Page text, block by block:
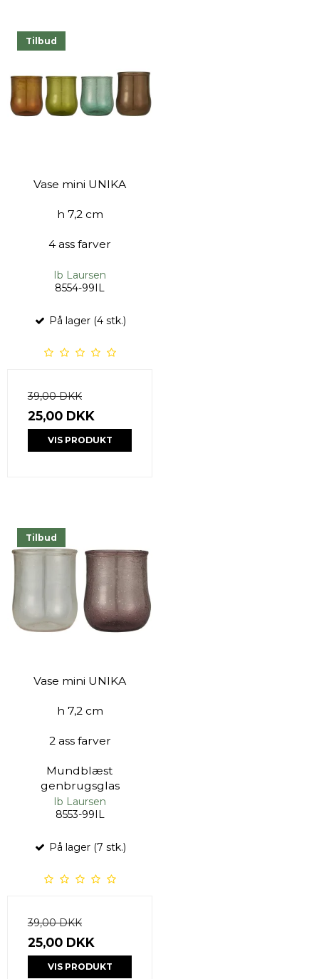
Tilbud
Vase mini UNIKA
h 7,2 cm
4 ass farver
Ib Laursen
8554-99IL
På lager (4 stk.)
39,00 DKK
25,00 DKK
VIS PRODUKT
Tilbud
Vase mini UNIKA
h 7,2 cm
2 ass farver
Mundblæst
genbrugsglas
Ib Laursen
8553-99IL
På lager (7 stk.)
39,00 DKK
25,00 DKK
VIS PRODUKT